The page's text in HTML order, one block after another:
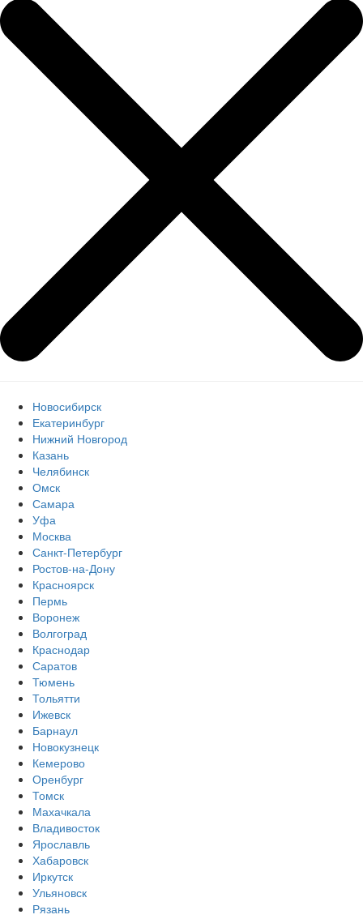
Новосибирск
Екатеринбург
Нижний Новгород
Казань
Челябинск
Омск
Самара
Уфа
Москва
Санкт-Петербург
Ростов-на-Дону
Красноярск
Пермь
Воронеж
Волгоград
Краснодар
Саратов
Тюмень
Тольятти
Ижевск
Барнаул
Новокузнецк
Кемерово
Оренбург
Томск
Махачкала
Владивосток
Ярославль
Хабаровск
Иркутск
Ульяновск
Рязань